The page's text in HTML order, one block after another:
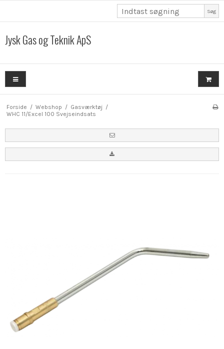
Søg
Jysk Gas og Teknik ApS
Forside / Webshop / Gasværktøj /
WHC 11/Excel 100 Svejseindsats